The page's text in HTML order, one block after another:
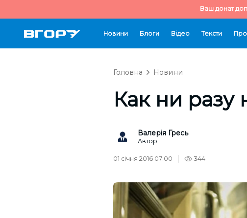
Ваш донат
Новини Блоги Відео Тексти
Головна Новини
Как ни разу
Валерія Гресь
Автор
01 січня 2016 07:00 344